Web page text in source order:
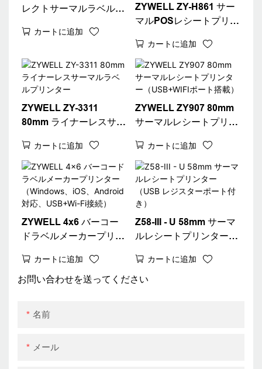
レクトサーマルラベルプ
付き）カートに追加
ZYWELL ZY-H861 サー
マルPOSレシートプリン
（USB+LAN/USB+WIFI/
BT（オプション）対
応）ブラック
カートに追加
ZYWELL ZY-3311
80mm ライナーレスサー
カートに追加
ZYWELL ZY907 80mm
サーマルレシートプリン
搭載）カートに追加
ZYWELL 4x6 バーコー
ドラベルメーカープリン
Android対応、USB+Wi-
Fi接続）
カートに追加
Z58-III - U 58mm サーマ
ルレシートプリンター
ト付き）
カートに追加
お問い合わせを送ってください
名前
メール